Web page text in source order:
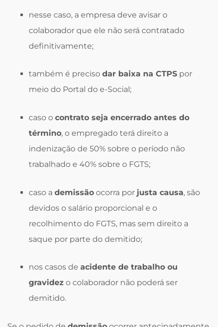
nesse caso, a empresa deve avisar o
colaborador que ele não será contratado
definitivamente;
também é preciso dar baixa na CTPS por
meio do Portal do e-Social;
caso o contrato seja encerrado antes do
término, o empregado terá direito a
indenização de 50% sobre o período não
trabalhado e 40% sobre o FGTS;
caso a demissão ocorra por justa causa, são
devidos o salário proporcional e o
recolhimento do FGTS, mas sem direito a
saque por parte do demitido;
nos casos de acidente de trabalho ou
gravidez o colaborador não poderá ser
demitido.